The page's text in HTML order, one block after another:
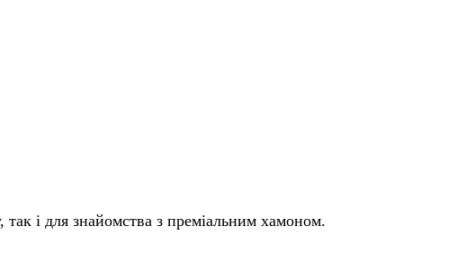
так і для знайомства з преміальним хамоном.